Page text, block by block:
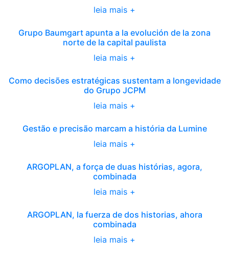
leia mais +
Grupo Baumgart apunta a la evolución de la zona
norte de la capital paulista
leia mais +
Como decisões estratégicas sustentam a longevidade
do Grupo JCPM
leia mais +
Gestão e precisão marcam a história da Lumine
leia mais +
ARGOPLAN, a força de duas histórias, agora,
combinada
leia mais +
ARGOPLAN, la fuerza de dos historias, ahora
combinada
leia mais +